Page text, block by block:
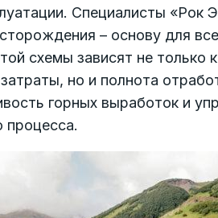
Специалисты «Рок
– основу для
схемы зависят не только
но и полнота
горных выработок и
процесса.